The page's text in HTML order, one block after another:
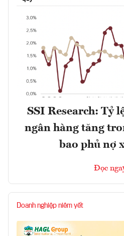
SSI Research: Tỷ
ngân hàng tăng
bao phủ nợ
Đọc
Doanh nghiệp niêm yết